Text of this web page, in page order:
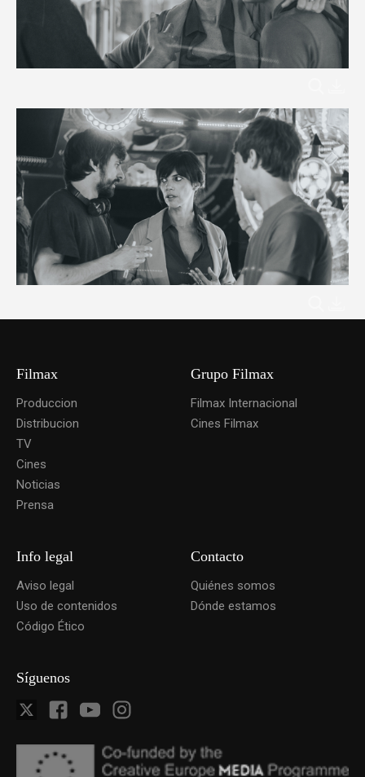
Filmax
Produccion
Distribucion
TV
Cines
Noticias
Prensa
Grupo Filmax
Filmax Internacional
Cines Filmax
Info legal
Aviso legal
Uso de contenidos
Código Ético
Contacto
Quiénes somos
Dónde estamos
Síguenos